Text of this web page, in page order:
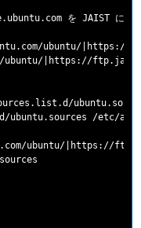
を JAIST に切
ubuntu/|https://
|https://
/etc/
ubuntu/|https://